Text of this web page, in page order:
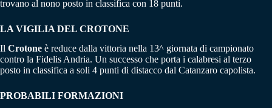
trovano al nono posto in classifica con 18 punti.
LA VIGILIA DEL CROTONE
Il Crotone è reduce dalla vittoria nella 13^ giornata di campionato
contro la Fidelis Andria. Un successo che porta i calabresi al terzo
posto in classifica a soli 4 punti di distacco dal Catanzaro capolista.
PROBABILI FORMAZIONI